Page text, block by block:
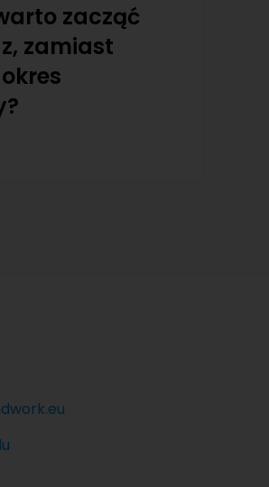
zacząć
zamiast